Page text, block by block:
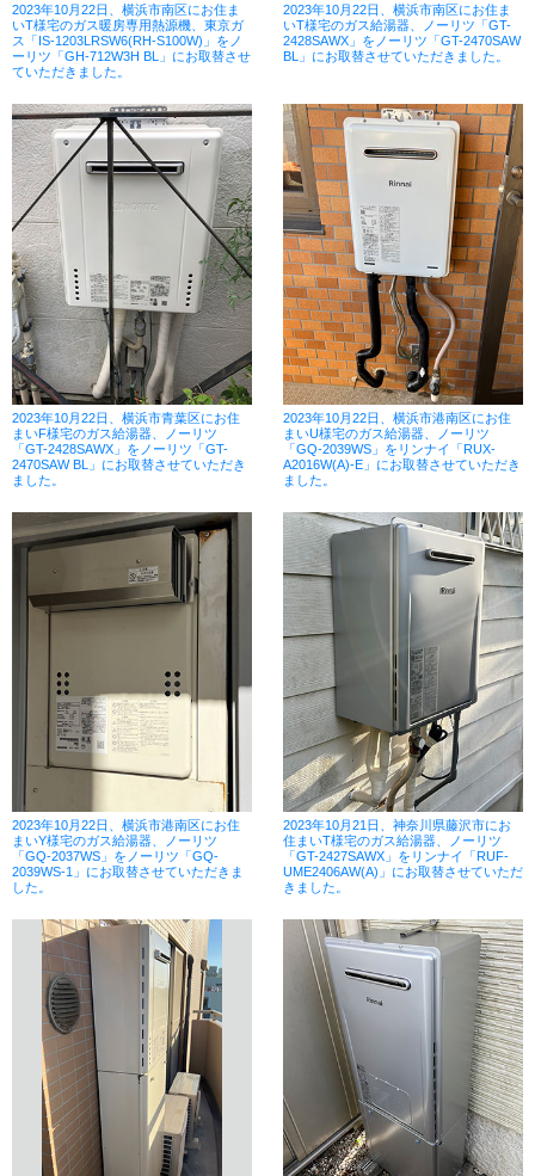
2023年10月22日、横浜市南区にお住ま
いT様宅のガス暖房専用熱源機、東京ガ
ス「IS-1203LRSW6(RH-S100W)」をノ
ーリツ「GH-712W3H BL」にお取替させ
ていただきました。
2023年10月22日、横浜市南区にお住ま
いT様宅のガス給湯器、ノーリツ「GT-
2428SAWX」をノーリツ「GT-2470SAW
BL」にお取替させていただきました。
2023年10月22日、横浜市青葉区にお住
まいF様宅のガス給湯器、ノーリツ
「GT-2428SAWX」をノーリツ「GT-
2470SAW BL」にお取替させていただき
ました。
2023年10月22日、横浜市港南区にお住
まいU様宅のガス給湯器、ノーリツ
「GQ-2039WS」をリンナイ「RUX-
A2016W(A)-E」にお取替させていただき
ました。
2023年10月22日、横浜市港南区にお住
まいY様宅のガス給湯器、ノーリツ
「GQ-2037WS」をノーリツ「GQ-
2039WS-1」にお取替させていただきま
した。
2023年10月21日、神奈川県藤沢市にお
住まいT様宅のガス給湯器、ノーリツ
「GT-2427SAWX」をリンナイ「RUF-
UME2406AW(A)」にお取替させていただ
きました。